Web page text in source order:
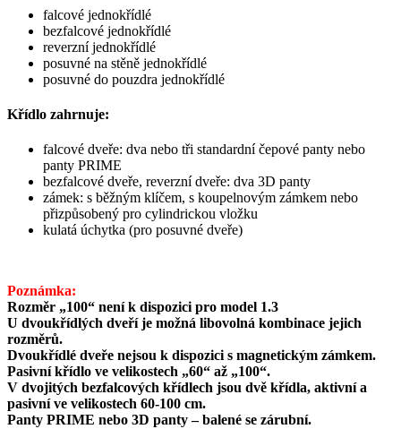
falcové jednokřídlé
bezfalcové jednokřídlé
reverzní jednokřídlé
posuvné na stěně jednokřídlé
posuvné do pouzdra jednokřídlé
Křídlo zahrnuje:
falcové dveře: dva nebo tři standardní čepové panty nebo
panty PRIME
bezfalcové dveře, reverzní dveře: dva 3D panty
zámek: s běžným klíčem, s koupelnovým zámkem nebo
přizpůsobený pro cylindrickou vložku
kulatá úchytka (pro posuvné dveře)
Poznámka:
Rozměr „100“ není k dispozici pro model 1.3
U dvoukřídlých dveří je možná libovolná kombinace jejich
rozměrů.
Dvoukřídlé dveře nejsou k dispozici s magnetickým zámkem.
Pasivní křídlo ve velikostech „60“ až „100“.
V dvojitých bezfalcových křídlech jsou dvě křídla, aktivní a
pasivní ve velikostech 60-100 cm.
Panty PRIME nebo 3D panty – balené se zárubní.